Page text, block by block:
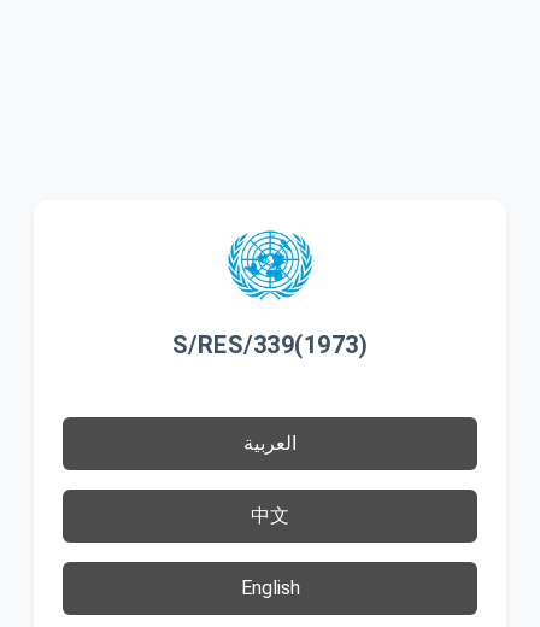
S/RES/339(1973)
العربية
中文
English